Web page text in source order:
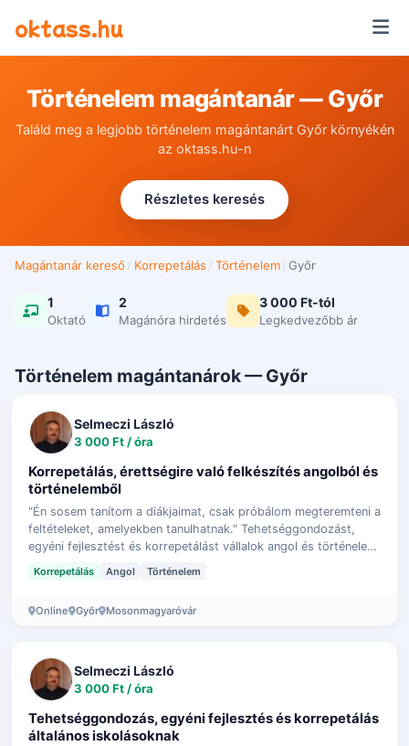
oktass.hu
Történelem magántanár — Győr
Találd meg a legjobb történelem magántanárt Győr környékén
az oktass.hu-n
Részletes keresés
Magántanár kereső / Korrepetálás / Történelem / Győr
1
Oktató
2
Magánóra hirdetés
3 000 Ft-tól
Legkedvezőbb ár
Történelem magántanárok — Győr
Selmeczi László
3 000 Ft / óra
Korrepetálás, érettségire való felkészítés angolból és
történelemből
"Én sosem tanítom a diákjaimat, csak próbálom megteremteni a
feltételeket, amelyekben tanulhatnak." Tehetséggondozást,
egyéni fejlesztést és korrepetálást vállalok angol és történelem
Korrepetálás Angol Történelem
Online Győr Mosonmagyaróvár
Selmeczi László
3 000 Ft / óra
Tehetséggondozás, egyéni fejlesztés és korrepetálás
általános iskolásoknak